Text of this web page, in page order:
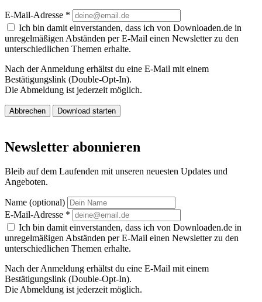
E-Mail-Adresse *
Ich bin damit einverstanden, dass ich von Downloaden.de in
unregelmäßigen Abständen per E-Mail einen Newsletter zu den
unterschiedlichen Themen erhalte.
Nach der Anmeldung erhältst du eine E-Mail mit einem
Bestätigungslink (Double-Opt-In).
Die Abmeldung ist jederzeit möglich.
Abbrechen Download starten
Newsletter abonnieren
Bleib auf dem Laufenden mit unseren neuesten Updates und
Angeboten.
Name (optional)
E-Mail-Adresse *
Ich bin damit einverstanden, dass ich von Downloaden.de in
unregelmäßigen Abständen per E-Mail einen Newsletter zu den
unterschiedlichen Themen erhalte.
Nach der Anmeldung erhältst du eine E-Mail mit einem
Bestätigungslink (Double-Opt-In).
Die Abmeldung ist jederzeit möglich.